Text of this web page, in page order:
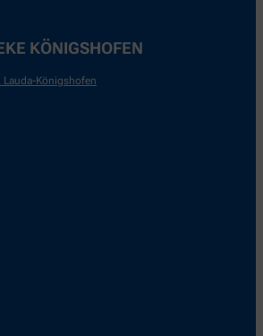
KÖNIGSHOFEN
Lauda-Königshofen